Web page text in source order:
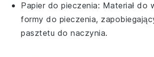
Papier do pieczenia: Materiał do
formy do pieczenia,
pasztetu do naczynia.